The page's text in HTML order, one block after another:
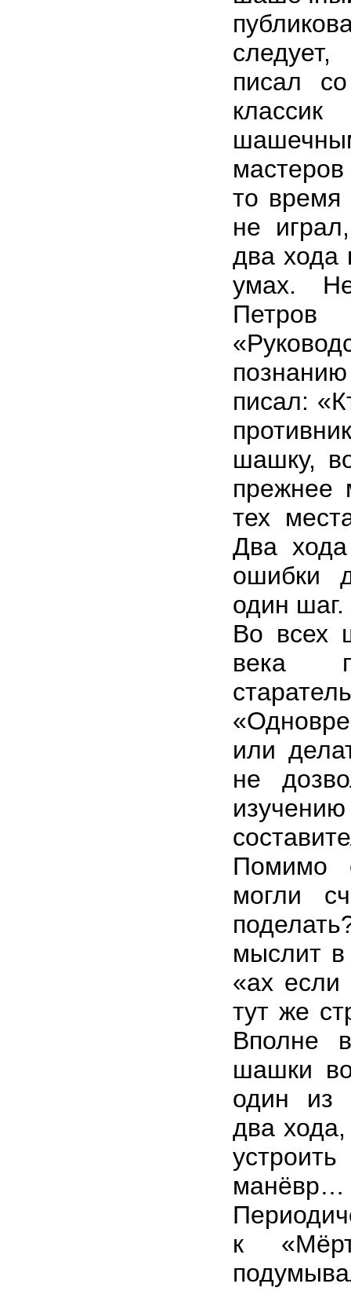
писал
то время
не
два хода
умах.
писал:
шашку,
прежнее
тех
Два
ошибки
один шаг.
Во всех
века
или
не
Помимо
могли
мыслит в
«ах
тут же
Вполне
шашки
один из
два
манёвр…
к